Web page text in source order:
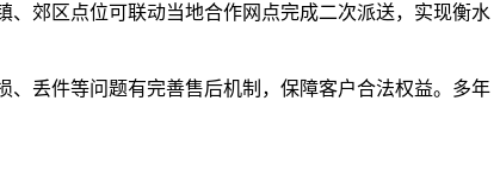
郊区点位可联动当地合作网点完成二次派送，实现衡水
丢件等问题有完善售后机制，保障客户合法权益。多年